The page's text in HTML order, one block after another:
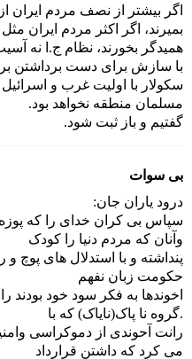
اگر بیشتر از نصف مردم
بمیرند، اگر اکثر مردم ایران
همیدگر بخورند، نظام ج.ا نه
با سازش برای دست برداشتن
سکولار با اولیت غرب و
مسلمان منطقه نخواهد بود.
گفتیم و باز ثبت شود.
بی سوات
درود یاران جان:
سپاس بی کران خدای را که
وآنان که مردم دنیا را کودک
پنداشته و با استدلال های پوچ و
حکومت زبان نفهم
اخوندها به فکر سود خود بودند
.گروه نا پاک(نایاک) که با
رانت آحوندی از دموکراسی
می کرد که داشتن قرارداد